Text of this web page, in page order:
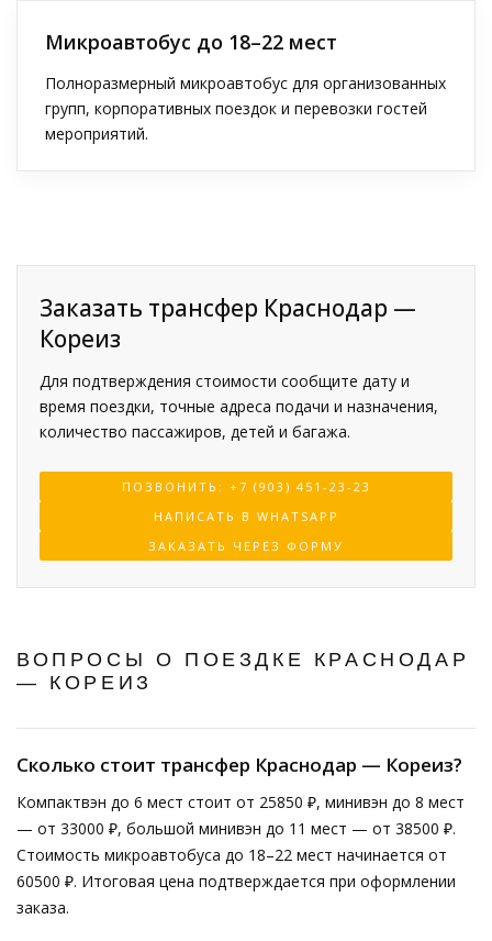
Микроавтобус до 18–22 мест
Полноразмерный микроавтобус для организованных
групп, корпоративных поездок и перевозки гостей
мероприятий.
Заказать трансфер Краснодар —
Кореиз
Для подтверждения стоимости сообщите дату и
время поездки, точные адреса подачи и назначения,
количество пассажиров, детей и багажа.
ПОЗВОНИТЬ: +7 (903) 451-23-23
НАПИСАТЬ В WHATSAPP
ЗАКАЗАТЬ ЧЕРЕЗ ФОРМУ
ВОПРОСЫ О ПОЕЗДКЕ КРАСНОДАР
— КОРЕИЗ
Сколько стоит трансфер Краснодар — Кореиз?
Компактвэн до 6 мест стоит от 25850 ₽, минивэн до 8 мест
— от 33000 ₽, большой минивэн до 11 мест — от 38500 ₽.
Стоимость микроавтобуса до 18–22 мест начинается от
60500 ₽. Итоговая цена подтверждается при оформлении
заказа.